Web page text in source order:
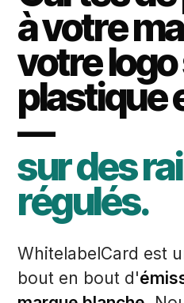
à votre
votre
plastique
—
sur des
régulés.
WhitelabelCard est
bout en bout d'